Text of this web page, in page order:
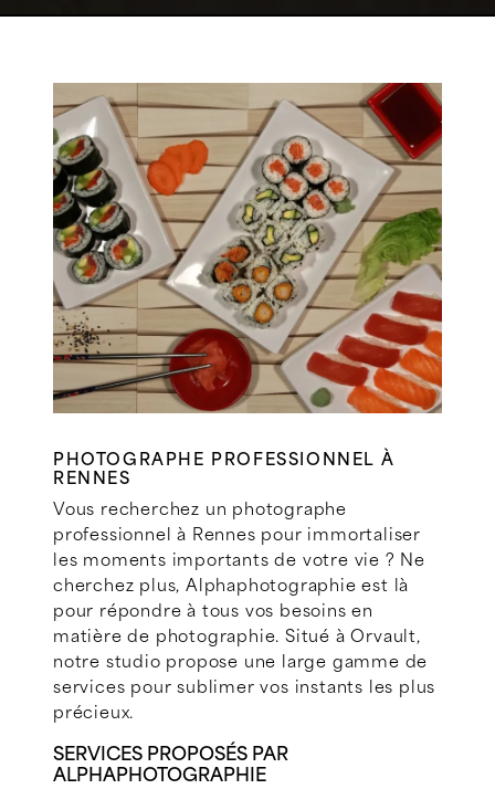
PHOTOGRAPHE PROFESSIONNEL À
RENNES
Vous recherchez un photographe
professionnel à Rennes pour immortaliser
les moments importants de votre vie ? Ne
cherchez plus, Alphaphotographie est là
pour répondre à tous vos besoins en
matière de photographie. Situé à Orvault,
notre studio propose une large gamme de
services pour sublimer vos instants les plus
précieux.
SERVICES PROPOSÉS PAR
ALPHAPHOTOGRAPHIE